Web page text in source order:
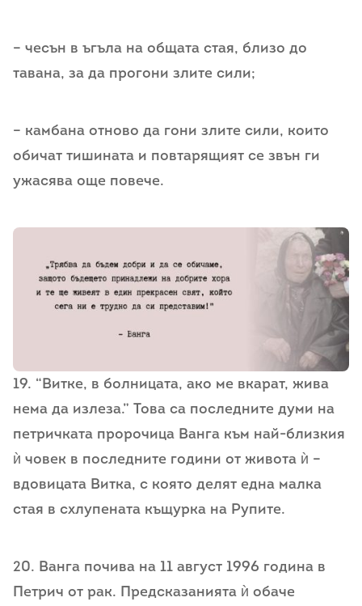
– чесън в ъгъла на общата стая, близо до
тавана, за да прогони злите сили;
– камбана отново да гони злите сили, които
обичат тишината и повтарящият се звън ги
ужасява още повече.
19. “Витке, в болницата, ако ме вкарат, жива
нема да излеза.” Това са последните думи на
петричката пророчица Ванга към най-близкия
ѝ човек в последните години от живота ѝ –
вдовицата Витка, с която делят една малка
стая в схлупената къщурка на Рупите.
20. Ванга почива на 11 август 1996 година в
Петрич от рак. Предсказанията ѝ обаче